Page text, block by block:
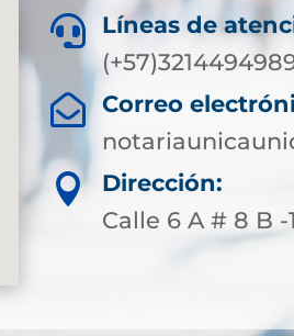

Líneas de

Correo

Dirección:
Calle 6 A # 8 B